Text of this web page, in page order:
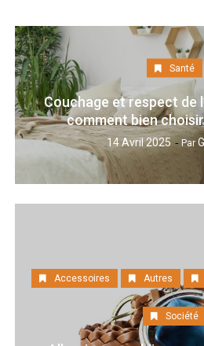
Santé
Couchage et respect de
comment bien
14 Avril 2025 Par
Accessoires Autres
Société